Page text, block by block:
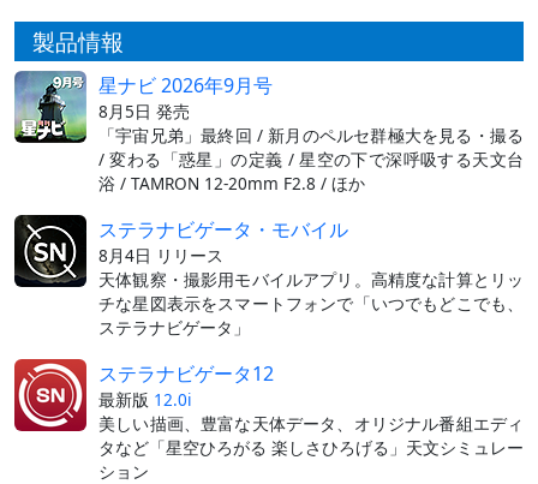
製品情報
星ナビ 2026年9月号
8月5日 発売
「宇宙兄弟」最終回 / 新月のペルセ群極大を見る・撮る
/ 変わる「惑星」の定義 / 星空の下で深呼吸する天文台
浴 / TAMRON 12-20mm F2.8 / ほか
ステラナビゲータ・モバイル
8月4日 リリース
天体観察・撮影用モバイルアプリ。高精度な計算とリッ
チな星図表示をスマートフォンで「いつでもどこでも、
ステラナビゲータ」
ステラナビゲータ12
最新版 12.0i
美しい描画、豊富な天体データ、オリジナル番組エディ
タなど「星空ひろがる 楽しさひろげる」天文シミュレー
ション